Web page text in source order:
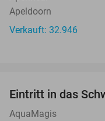
Apeldoorn
Verkauft: 32.946
Eintritt in das
AquaMagis